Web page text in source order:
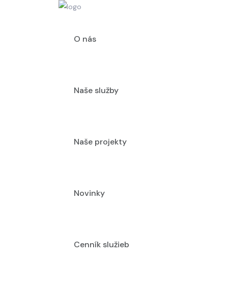
O nás
Naše služby
Naše projekty
Novinky
Cenník služieb